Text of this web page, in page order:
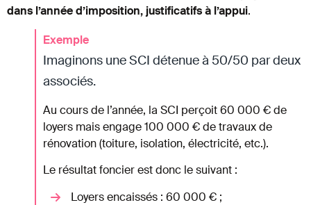
dans l’année d’imposition, justificatifs à l’appui.
Exemple
Imaginons une SCI détenue à 50/50 par deux
associés.
Au cours de l’année, la SCI perçoit 60 000 € de
loyers mais engage 100 000 € de travaux de
rénovation (toiture, isolation, électricité, etc.).
Le résultat foncier est donc le suivant :
Loyers encaissés : 60 000 € ;